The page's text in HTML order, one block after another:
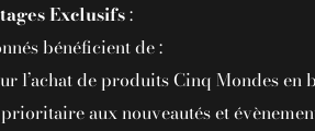
Exclusifs:
bénéficient de :
l’achat de produits Cinq Mondes en
aux nouveautés et